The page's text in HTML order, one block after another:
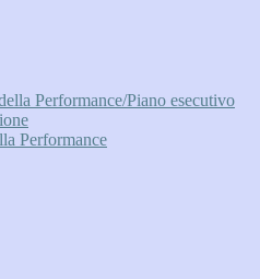
Performance/Piano esecutivo
Performance